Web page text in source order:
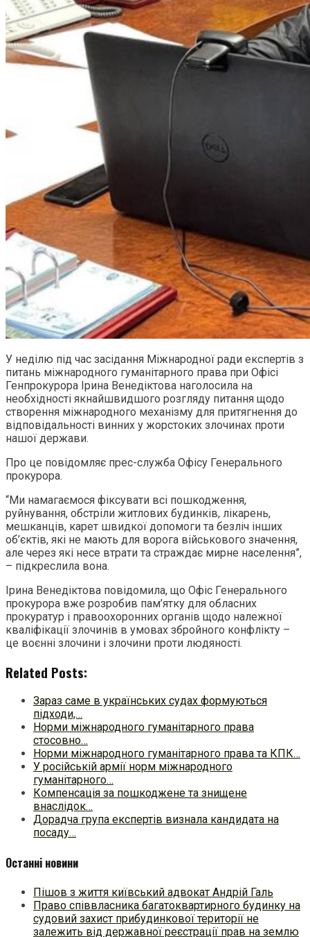
У неділю під час засідання Міжнародної ради експертів з
питань міжнародного гуманітарного права при Офісі
Генпрокурора Ірина Венедіктова наголосила на
необхідності якнайшвидшого розгляду питання щодо
створення міжнародного механізму для притягнення до
відповідальності винних у жорстоких злочинах проти
нашої держави.
Про це повідомляє прес-служба Офісу Генерального
прокурора.
“Ми намагаємося фіксувати всі пошкодження,
руйнування, обстріли житлових будинків, лікарень,
мешканців, карет швидкої допомоги та безліч інших
об’єктів, які не мають для ворога військового значення,
але через які несе втрати та страждає мирне населення”,
– підкреслила вона.
Ірина Венедіктова повідомила, що Офіс Генерального
прокурора вже розробив пам’ятку для обласних
прокуратур і правоохоронних органів щодо належної
кваліфікації злочинів в умовах збройного конфлікту –
це воєнні злочини і злочини проти людяності.
Related Posts:
Зараз саме в українських судах формуються
підходи,…
Норми міжнародного гуманітарного права
стосовно…
Норми міжнародного гуманітарного права та КПК…
У російській армії норм міжнародного
гуманітарного…
Компенсація за пошкоджене та знищене
внаслідок…
Дорадча група експертів визнала кандидата на
посаду…
Останні новини
Пішов з життя київський адвокат Андрій Галь
Право співвласника багатоквартирного будинку на
судовий захист прибудинкової території не
залежить від державної реєстрації прав на землю